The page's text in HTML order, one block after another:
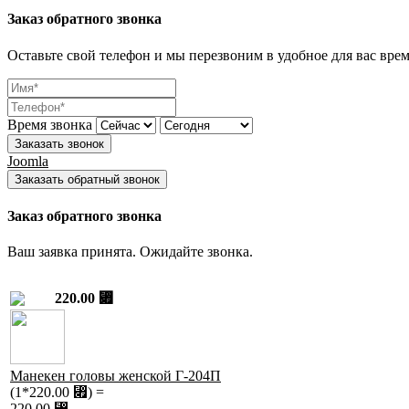
Заказ обратного звонка
Оставьте свой телефон и мы перезвоним в удобное для вас
Время звонка
Заказать звонок
Joomla
Заказать обратный звонок
Заказ обратного звонка
Ваш заявка принята. Ожидайте звонка.
220.00 ⃏
Манекен головы женской Г-204П
(1*220.00 ⃏) =